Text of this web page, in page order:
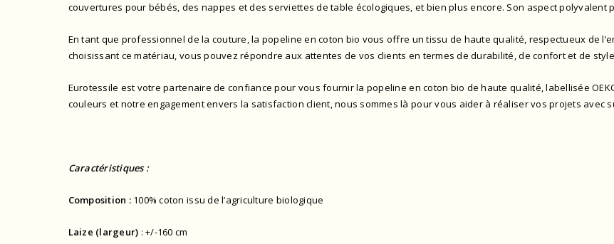
couvertures pour bébés, des nappes et des serviettes de table écologiques, et bien plus encore. Son aspect polyvalent
En tant que professionnel de la couture, la popeline en coton bio vous offre un tissu de haute qualité, respectueux de
choisissant ce matériau, vous pouvez répondre aux attentes de vos clients en termes de durabilité, de confort et de
Eurotessile est votre partenaire de confiance pour vous fournir la popeline en coton bio de haute qualité,labellisée
couleurs et notre engagement envers la satisfaction client, nous sommes là pour vous aider à réaliser vos projets avec
Caractéristiques :
Composition :100% coton issu de l’agriculture biologique
Laize (largeur) : +/-160 cm